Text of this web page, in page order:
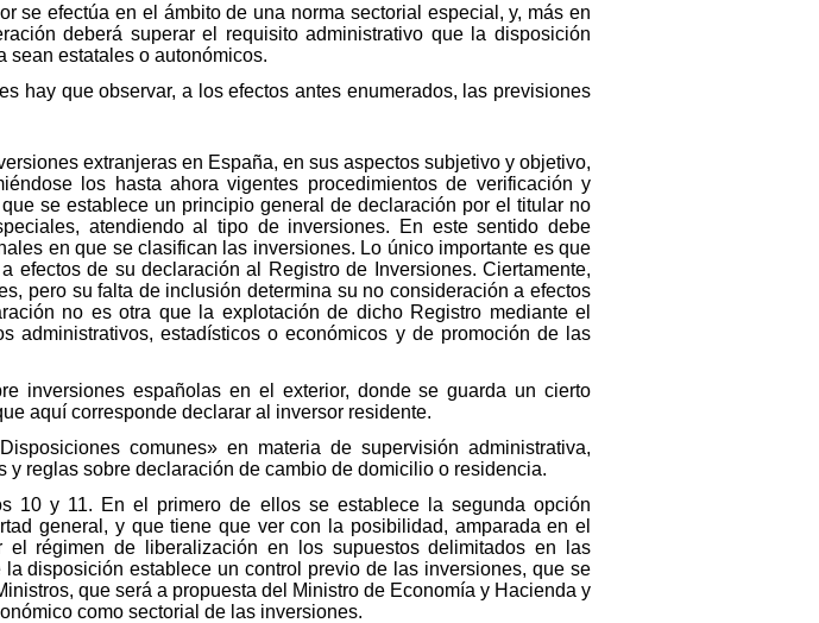
se efectúa en el ámbito de una norma sectorial especial, y, más en
deberá superar el requisito administrativo que la disposición
sean estatales o autonómicos.
hay que observar, a los efectos antes enumerados, las previsiones
extranjeras en España, en sus aspectos subjetivo y objetivo,
los hasta ahora vigentes procedimientos de verificación y
se establece un principio general de declaración por el titular no
atendiendo al tipo de inversiones. En este sentido debe
en que se clasifican las inversiones. Lo único importante es que
efectos de su declaración al Registro de Inversiones. Ciertamente,
pero su falta de inclusión determina su no consideración a efectos
no es otra que la explotación de dicho Registro mediante el
administrativos, estadísticos o económicos y de promoción de las
inversiones españolas en el exterior, donde se guarda un cierto
aquí corresponde declarar al inversor residente.
comunes» en materia de supervisión administrativa,
reglas sobre declaración de cambio de domicilio o residencia.
10 y 11. En el primero de ellos se establece la segunda opción
general, y que tiene que ver con la posibilidad, amparada en el
régimen de liberalización en los supuestos delimitados en las
disposición establece un control previo de las inversiones, que se
que será a propuesta del Ministro de Economía y Hacienda y
como sectorial de las inversiones.